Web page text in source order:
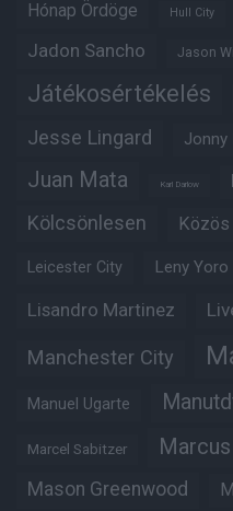
Hónap Ördöge Hull City
Jadon Sancho Jason
Játékosértékelés
Jesse Lingard Jonny
Juan Mata Karl Darlow
Kölcsönlesen
Leicester City Leny Yoro
Lisandro Martinez
Manchester City
Manuel Ugarte
Marcel Sabitzer
Mason Greenwood